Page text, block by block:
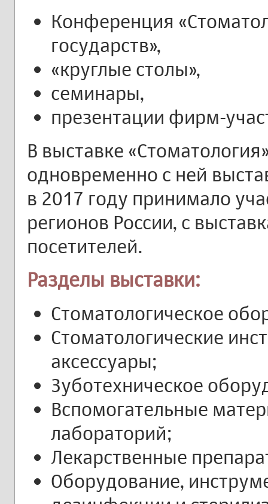
Конференция
государств»,
«круглые столы»,
семинары,
презентации фирм-
В выставке
одновременно с ней
в 2017 году принимало
регионов России, с
посетителей.
Разделы выставки:
Стоматологическое
Стоматологические
аксессуары;
Зуботехническое
Вспомогательные
лабораторий;
Лекарственные
Оборудование,